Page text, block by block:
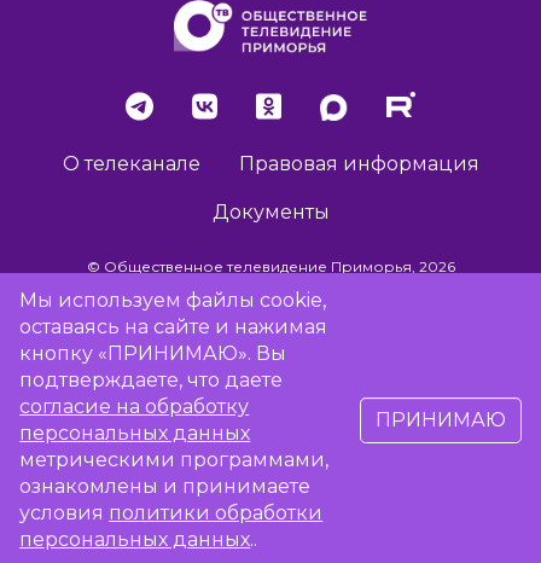
О телеканале Правовая информация
Документы
© Общественное телевидение Приморья, 2026
Разработка сайта -
Сообщить об отсутствии вещания
Мы используем файлы cookie,
оставаясь на сайте и нажимая
кнопку «ПРИНИМАЮ». Вы
подтверждаете, что даете
согласие на обработку
персональных данных
метрическими программами,
ознакомлены и принимаете
условия политики обработки
персональных данных..
ПРИНИМАЮ